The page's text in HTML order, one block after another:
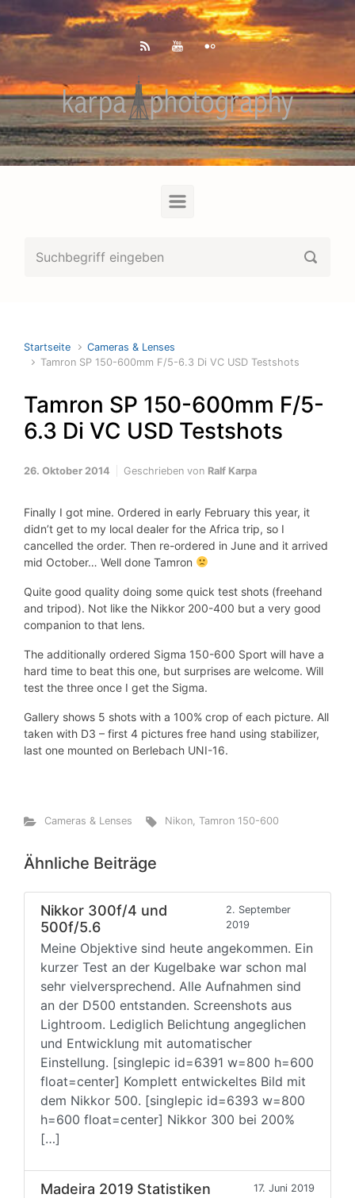
Zum Hauptinhalt springen
Startseite
Cameras & Lenses
Tamron SP 150-600mm F/5-6.3 Di VC USD Testshots
Tamron SP 150-600mm F/5-
6.3 Di VC USD Testshots
26. Oktober 2014 Geschrieben von Ralf Karpa
Finally I got mine. Ordered in early February this year, it
didn’t get to my local dealer for the Africa trip, so I
cancelled the order. Then re-ordered in June and it arrived
mid October… Well done Tamron
Quite good quality doing some quick test shots (freehand
and tripod). Not like the Nikkor 200-400 but a very good
companion to that lens.
The additionally ordered Sigma 150-600 Sport will have a
hard time to beat this one, but surprises are welcome. Will
test the three once I get the Sigma.
Gallery shows 5 shots with a 100% crop of each picture. All
taken with D3 – first 4 pictures free hand using stabilizer,
last one mounted on Berlebach UNI-16.
Cameras & Lenses Nikon,Tamron 150-600
Ähnliche Beiträge
Nikkor 300f/4 und
500f/5.6
2. September
2019
Meine Objektive sind heute angekommen. Ein
kurzer Test an der Kugelbake war schon mal
sehr vielversprechend. Alle Aufnahmen sind
an der D500 entstanden. Screenshots aus
Lightroom. Lediglich Belichtung angeglichen
und Entwicklung mit automatischer
Einstellung. [singlepic id=6391 w=800 h=600
float=center] Komplett entwickeltes Bild mit
dem Nikkor 500. [singlepic id=6393 w=800
h=600 float=center] Nikkor 300 bei 200%
[…]
Madeira 2019 Statistiken 17. Juni 2019